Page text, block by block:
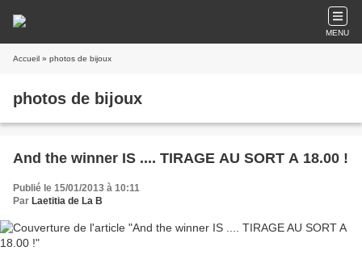
MENU
Accueil » photos de bijoux
photos de bijoux
And the winner IS .... TIRAGE AU SORT A 18.00 !
Publié le 15/01/2013 à 10:11
Par Laetitia de La B